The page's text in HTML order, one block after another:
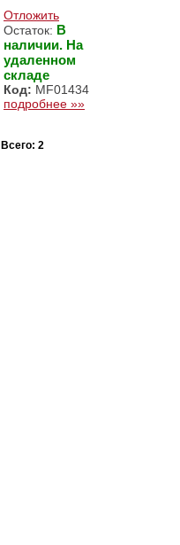
Отложить
Остаток: В
наличии. На
удаленном
складе
Код: MF01434
подробнее »»
Всего: 2